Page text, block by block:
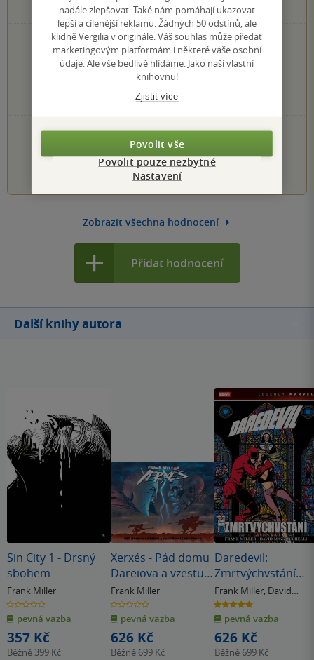
1hodnocení čtenářů
1×
5 hvězdiček
0×
4 hvězdičky
0×
3 hvězdičky
1 hvezdička
PŘIDEJTE SVÉ HODNOCENÍ KNIHY
1 2 3 4 5
Zobrazit všechna hodnocení
Přidat hodnocení
Další knihy autora
Sin City 1 - Drsný
sbohem
Frank Miller
0.0
z
5
hvězdiček
pevná vazba
357 Kč
Běžně 399 Kč
Xerxés - Pád domu
Dareiova a vzestup
Alexandrův
Frank Miller
0.0
z
5
hvězdiček
pevná vazba
626 Kč
Běžně 699 Kč
Daredevil:
Zmrtvýchvstání
(Legendy Marvel)
Frank Miller, David
Mazzucchelli
5.0
z
5
hvězdiček
pevná vazba
626 Kč
Běžně 699 Kč
nadále zlepšovat. Také nám pomáhají ukazovat
lepší a cílenější reklamu. Žádných 50 odstínů, ale
klidně Vergilia v originále. Váš souhlas může předat
marketingovým platformám i některé vaše osobní
údaje. Ale vše bedlivě hlídáme. Jako naši vlastní
knihovnu!
Zjistit více
Povolit vše
Povolit pouze nezbytné
Nastavení